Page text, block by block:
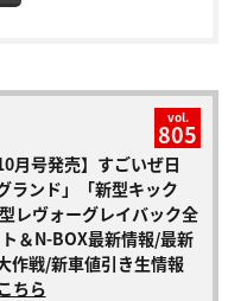
vol.
805
月号発売】すごいぜ日
ランド」「新型キック
レヴォーグレイバック全
＆N-BOX最新情報/最新
作戦/新車値引き生情報
ちら